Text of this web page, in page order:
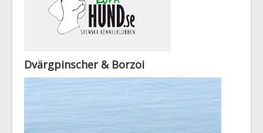
Dvärgpinscher & Borzoi